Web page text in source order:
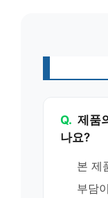
Q. 제품
나요?
본 제
부담